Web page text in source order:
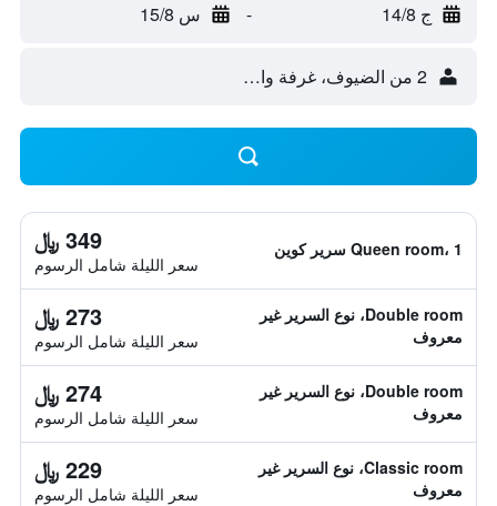
ج 14/8 - س 15/8
2 من الضيوف، غرفة واحدة
Queen room، 1 سرير كوين 349 ﷼
سعر الليلة شامل الرسوم
Double room، نوع السرير غير
معروف
273 ﷼
سعر الليلة شامل الرسوم
Double room، نوع السرير غير
معروف
274 ﷼
سعر الليلة شامل الرسوم
Classic room، نوع السرير غير
معروف
229 ﷼
سعر الليلة شامل الرسوم